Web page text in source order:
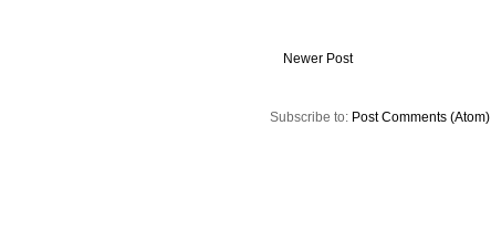
Newer Post
Subscribe to: Post Comments (Atom)